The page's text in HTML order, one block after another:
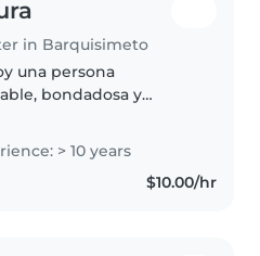
in Barquisimeto
una persona
bondadosa y
de experiencia en el
de niños. He cuidado
edad de guardería,
> 10 years
$10.00/hr